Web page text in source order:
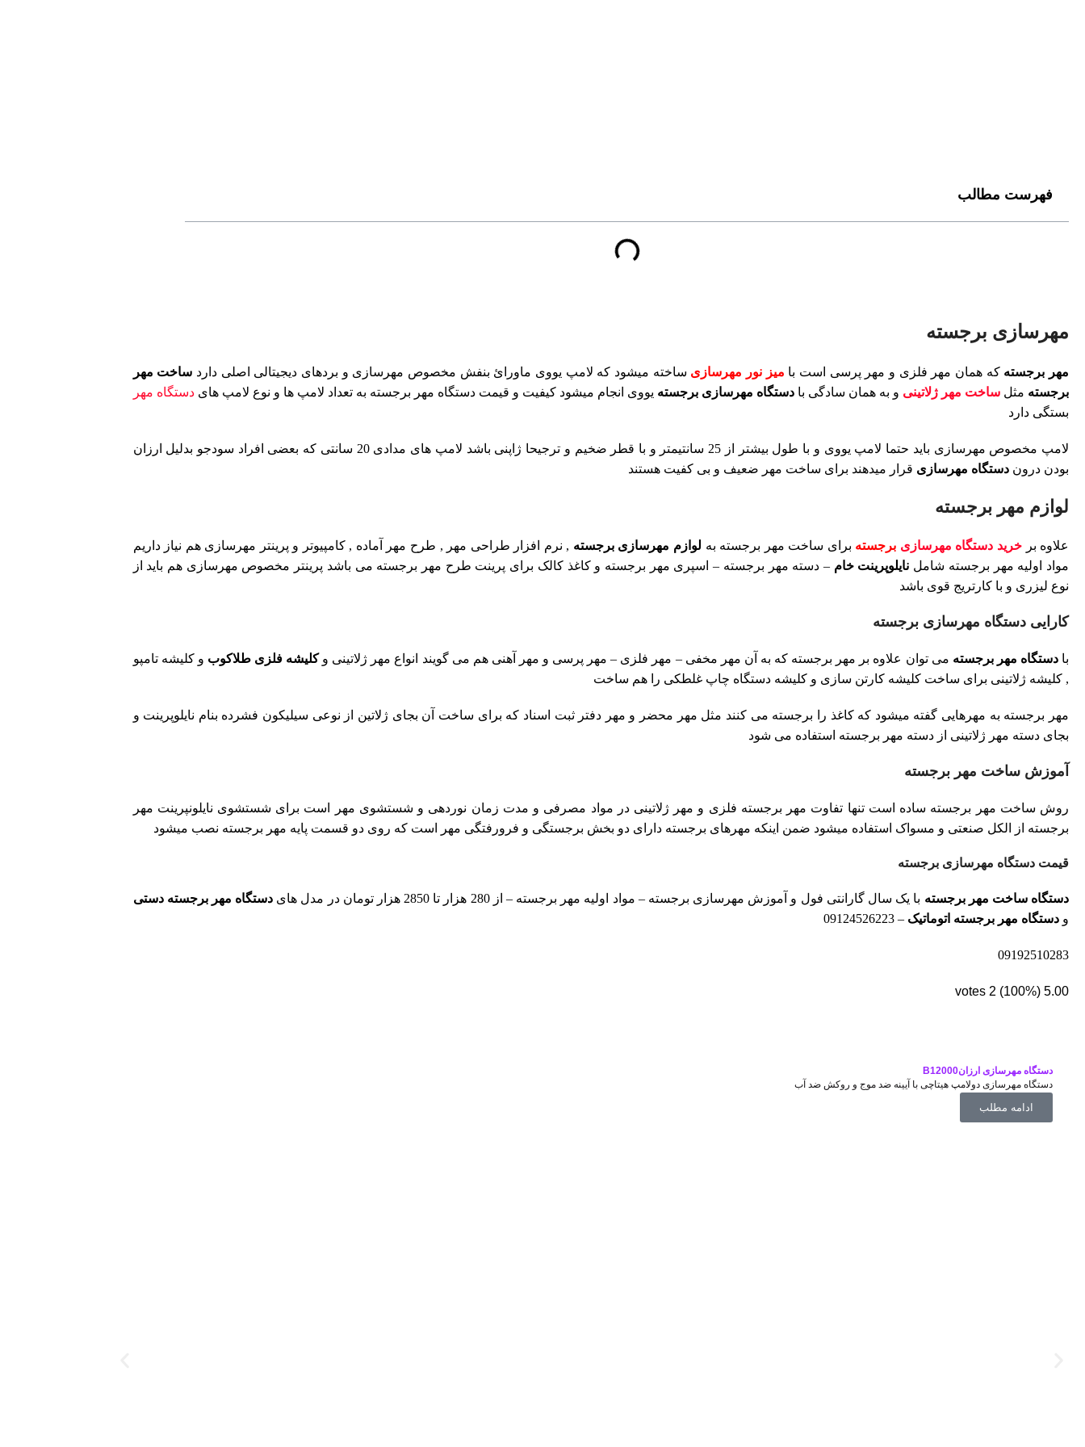
فهرست مطالب
مهرسازی برجسته
مهر برجسته که همان مهر فلزی و مهر پرسی است با میز نور مهرسازی ساخته میشود که لامپ یووی ماورائ بنفش مخصوص مهرسازی و بردهای دیجیتالی اصلی دارد ساخت مهر
برجسته مثل ساخت مهر ژلاتینی و به همان سادگی بادستگاه مهرسازی برجسته یووی انجام میشود کیفیت و قیمت دستگاه مهر برجسته به تعداد لامپ ها و نوع لامپ هایدستگاه مهر
بستگی دارد
لامپ مخصوص مهرسازی باید حتما لامپ یووی و با طول بیشتر از 25 سانتیمتر و با قطر ضخیم و ترجیحا ژاپنی باشد لامپ های مدادی 20 سانتی که بعضی افراد سودجو بدلیل ارزان
بودن درون دستگاه مهرسازی قرار میدهند برای ساخت مهر ضعیف و بی کفیت هستند
لوازم مهر برجسته
علاوه برخرید دستگاه مهرسازی برجسته برای ساخت مهر برجسته به لوازم مهرسازی برجسته , نرم افزار طراحی مهر , طرح مهر آماده , کامپیوتر و پرینتر مهرسازی هم نیاز داریم
مواد اولیه مهر برجسته شامل نایلوپرینت خام – دسته مهر برجسته – اسپری مهر برجسته و کاغذ کالک برای پرینت طرح مهر برجسته می باشد پرینتر مخصوص مهرسازی هم باید از
نوع لیزری و با کارتریج قوی باشد
کارایی دستگاه مهرسازی برجسته
بادستگاه مهر برجسته می توان علاوه بر مهر برجسته که به آن مهر مخفی – مهر فلزی – مهر پرسی و مهر آهنی هم می گویند انواع مهر ژلاتینی وکلیشه فلزی طلاکوب و کلیشه تامپو
, کلیشه ژلاتینی برای ساخت کلیشه کارتن سازی و کلیشه دستگاه چاپ غلطکی را هم ساخت
مهر برجسته به مهرهایی گفته میشود که کاغذ را برجسته می کنند مثل مهر محضر و مهر دفتر ثبت اسناد که برای ساخت آن بجای ژلاتین از نوعی سیلیکون فشرده بنام نایلوپرینت و
بجای دسته مهر ژلاتینی از دسته مهر برجسته استفاده می شود
آموزش ساخت مهر برجسته
روش ساخت مهر برجسته ساده است تنها تفاوت مهر برجسته فلزی و مهر ژلاتینی در مواد مصرفی و مدت زمان نوردهی و شستشوی مهر است برای شستشوی نایلونپرینت مهر
برجسته از الکل صنعتی و مسواک استفاده میشود ضمن اینکه مهرهای برجسته دارای دو بخش برجستگی و فرورفتگی مهر است که روی دو قسمت پایه مهر برجسته نصب میشود
قیمت دستگاه مهرسازی برجسته
دستگاه ساخت مهر برجسته با یک سال گارانتی فول و آموزش مهرسازی برجسته – مواد اولیه مهر برجسته – از 280 هزار تا 2850 هزار تومان در مدل های
دستگاه مهر برجسته دستی
و دستگاه مهر برجسته اتوماتیک – 09124526223
09192510283
5.00
(100%)
2
دستگاه مهرسازی ارزانB12000
دستگاه مهرسازی دولامپ هیتاچی با آیینه ضد موج و روکش ضد آب
ادامه مطلب